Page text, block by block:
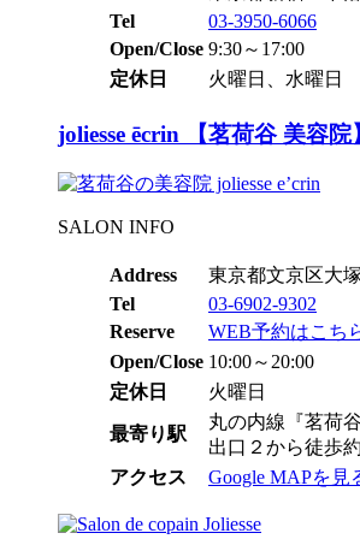
Tel
03-3950-6066
Open/Close 9:30～17:00
定休日
火曜日、水曜日
joliesse ēcrin 【茗荷谷 美容院
SALON INFO
Address
東京都文京区大
Tel
03-6902-9302
Reserve
WEB予約はこち
Open/Close 10:00～20:00
定休日
火曜日
最寄り駅
丸の内線『茗荷谷
出口２から徒歩
アクセス
Google MAPを見